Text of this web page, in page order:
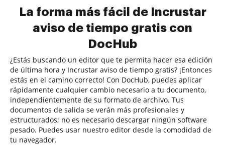
La forma más fácil de Incrustar
aviso de tiempo gratis con
DocHub
¿Estás buscando un editor que te permita hacer esa edición
de última hora y Incrustar aviso de tiempo gratis? ¡Entonces
estás en el camino correcto! Con DocHub, puedes aplicar
rápidamente cualquier cambio necesario a tu documento,
independientemente de su formato de archivo. Tus
documentos de salida se verán más profesionales y
estructurados; no es necesario descargar ningún software
pesado. Puedes usar nuestro editor desde la comodidad de
tu navegador.